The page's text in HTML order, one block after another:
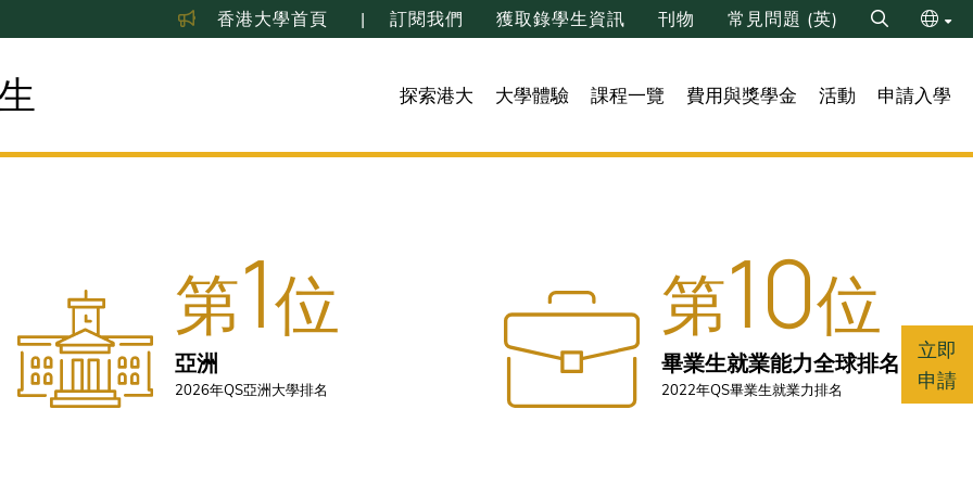
香港大學首頁 訂閱我們 獲取錄學生資訊 刊物 常見問題 (英)
Search
简
探索港大 大學體驗 課程一覽 費用與獎學金 活動 申請入學
第1位
亞洲
2026年QS亞洲大學排名
第10位
畢業生就業能力全球排名
2022年QS畢業生就業力排名
立即
申請